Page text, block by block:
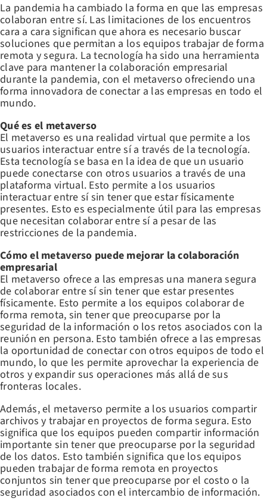
La pandemia ha cambiado la forma en que las empresas
colaboran entre sí. Las limitaciones de los encuentros
cara a cara significan que ahora es necesario buscar
soluciones que permitan a los equipos trabajar de forma
remota y segura. La tecnología ha sido una herramienta
clave para mantener la colaboración empresarial
durante la pandemia, con el metaverso ofreciendo una
forma innovadora de conectar a las empresas en todo el
mundo.
Qué es el metaverso
El metaverso es una realidad virtual que permite a los
usuarios interactuar entre sí a través de la tecnología.
Esta tecnología se basa en la idea de que un usuario
puede conectarse con otros usuarios a través de una
plataforma virtual. Esto permite a los usuarios
interactuar entre sí sin tener que estar físicamente
presentes. Esto es especialmente útil para las empresas
que necesitan colaborar entre sí a pesar de las
restricciones de la pandemia.
Cómo el metaverso puede mejorar la colaboración
empresarial
El metaverso ofrece a las empresas una manera segura
de colaborar entre sí sin tener que estar presentes
físicamente. Esto permite a los equipos colaborar de
forma remota, sin tener que preocuparse por la
seguridad de la información o los retos asociados con la
reunión en persona. Esto también ofrece a las empresas
la oportunidad de conectar con otros equipos de todo el
mundo, lo que les permite aprovechar la experiencia de
otros y expandir sus operaciones más allá de sus
fronteras locales.
Además, el metaverso permite a los usuarios compartir
archivos y trabajar en proyectos de forma segura. Esto
significa que los equipos pueden compartir información
importante sin tener que preocuparse por la seguridad
de los datos. Esto también significa que los equipos
pueden trabajar de forma remota en proyectos
conjuntos sin tener que preocuparse por el costo o la
seguridad asociados con el intercambio de información.